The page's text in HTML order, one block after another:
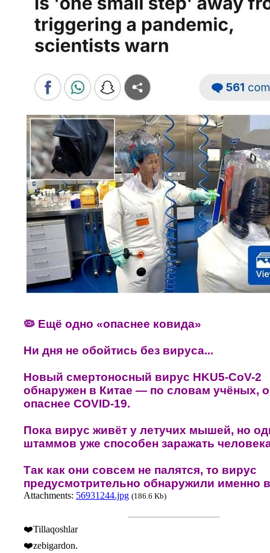
🦠 Ещё одно «опаснее ковида»
Ни дня не обойтись без вируса...
Новый смертоносный вирус HKU5-CoV-2
обнаружен в Китае — по словам учёных,
опаснее COVID-19.
Пока вирус живёт у летучих мышей, но
штаммов уже способен заражать
Так как они совсем не палятся, то вирус
предусмотрительно обнаружили именно
Attachments: 56931244.jpg (186.6 Kb)
❤️Tillaqoshlar
❤️zebigardon.